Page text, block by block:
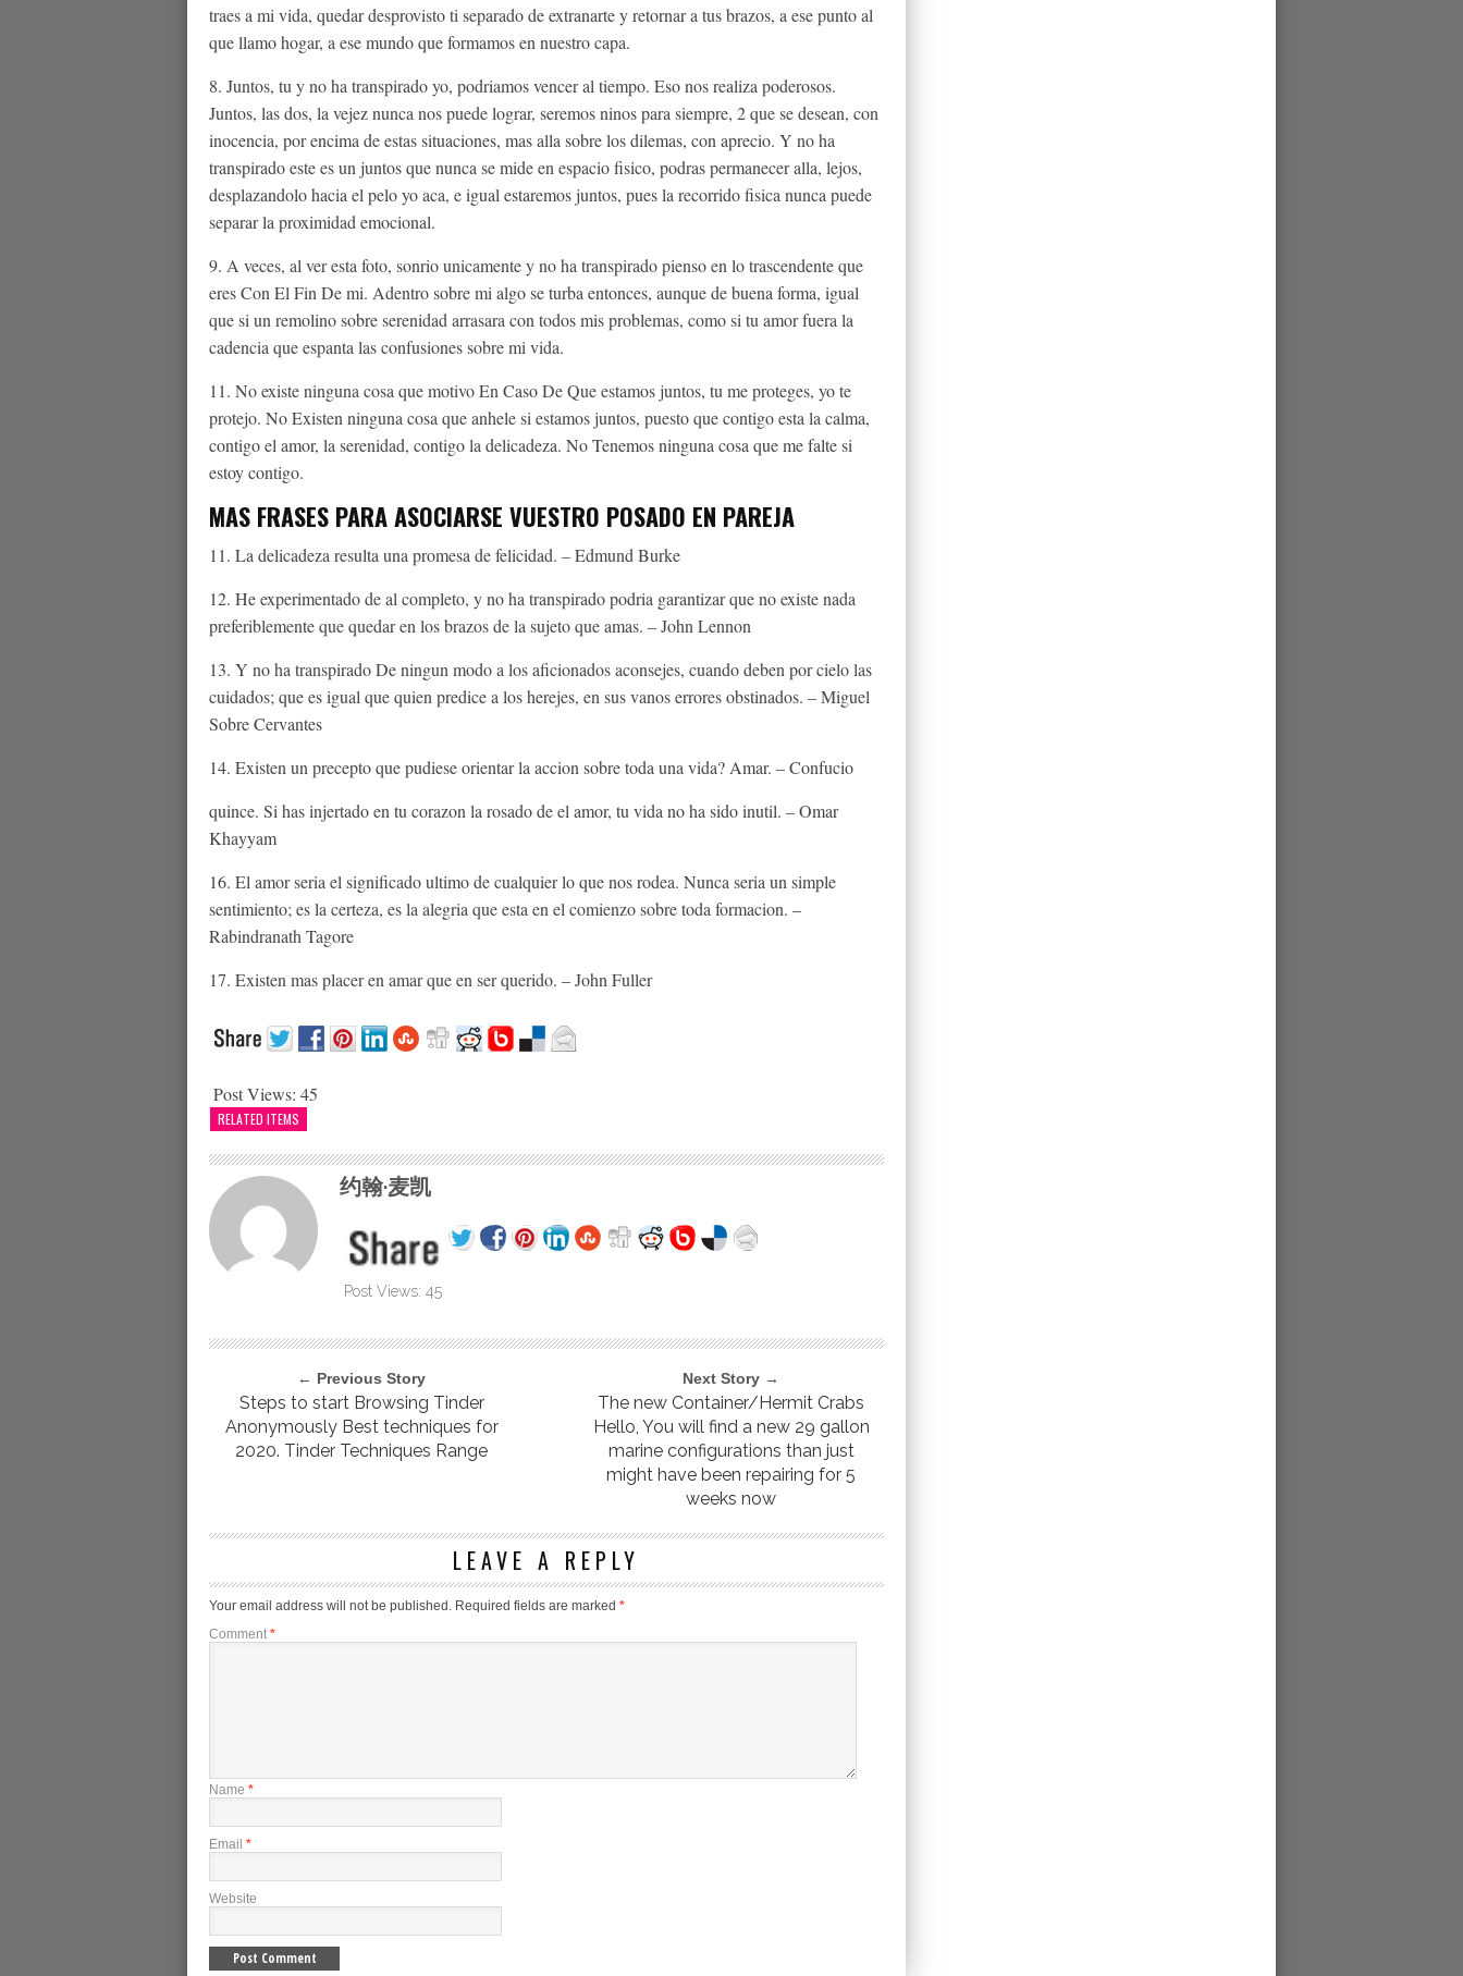
traes a mi vida, quedar desprovisto ti separado de extranarte y retornar a tus brazos, a ese punto al
que llamo hogar, a ese mundo que formamos en nuestro capa.
8. Juntos, tu y no ha transpirado yo, podri­amos vencer al tiempo. Eso nos realiza poderosos.
Juntos, las dos, la vejez nunca nos puede lograr, seremos ninos para siempre, 2 que se desean, con
inocencia, por encima de estas situaciones, mas alla sobre los dilemas, con aprecio. Y no ha
transpirado este es un juntos que nunca se mide en espacio fisico, podras permanecer alla, lejos,
desplazandolo hacia el pelo yo aca, e igual estaremos juntos, pues la recorrido fisica nunca puede
separar la proximidad emocional.
9. A veces, al ver esta foto, sonrio unicamente y no ha transpirado pienso en lo trascendente que
eres Con El Fin De mi. Adentro sobre mi algo se turba entonces, aunque de buena forma, igual
que si un remolino sobre serenidad arrasara con todos mis problemas, como si tu amor fuera la
cadencia que espanta las confusiones sobre mi vida.
11. No existe ninguna cosa que motivo En Caso De Que estamos juntos, tu me proteges, yo te
protejo. No Existen ninguna cosa que anhele si estamos juntos, puesto que contigo esta la calma,
contigo el amor, la serenidad, contigo la delicadeza. No Tenemos ninguna cosa que me falte si
estoy contigo.
MAS FRASES PARA ASOCIARSE VUESTRO POSADO EN PAREJA
11. La delicadeza resulta una promesa de felicidad. – Edmund Burke
12. He experimentado de al completo, y no ha transpirado podria garantizar que no existe nada
preferiblemente que quedar en los brazos de la sujeto que amas. – John Lennon
13. Y no ha transpirado De ningun modo a los aficionados aconsejes, cuando deben por cielo las
cuidados; que es igual que quien predice a los herejes, en sus vanos errores obstinados. – Miguel
Sobre Cervantes
14. Existen un precepto que pudiese orientar la accion sobre toda una vida? Amar. – Confucio
quince. Si has injertado en tu corazon la rosado de el amor, tu vida no ha sido inutil. – Omar
Khayyam
16. El amor seri­a el significado ultimo de cualquier lo que nos rodea. Nunca seri­a un simple
sentimiento; es la certeza, es la alegria que esta en el comienzo sobre toda formacion. –
Rabindranath Tagore
17. Existen mas placer en amar que en ser querido. – John Fuller
Post Views: 45
RELATED ITEMS
约翰·麦凯
Post Views: 45
← Previous Story
Steps to start Browsing Tinder
Anonymously Best techniques for
2020. Tinder Techniques Range
Next Story →
The new Container/Hermit Crabs
Hello, You will find a new 29 gallon
marine configurations than just
might have been repairing for 5
weeks now
LEAVE A REPLY
Your email address will not be published. Required fields are marked *
Comment *
Name *
Email *
Website